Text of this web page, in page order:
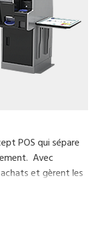
POS qui sépare
Avec
et gèrent les
les
paiements aux